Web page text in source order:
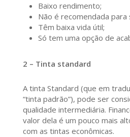
Baixo rendimento;
Não é recomendada
Têm baixa vida útil;
Só tem uma opção de
2 – Tinta standard
A tinta Standard (que em
“tinta padrão”), pode ser
qualidade intermediária.
valor dela é um pouco mais
com as tintas econômicas.